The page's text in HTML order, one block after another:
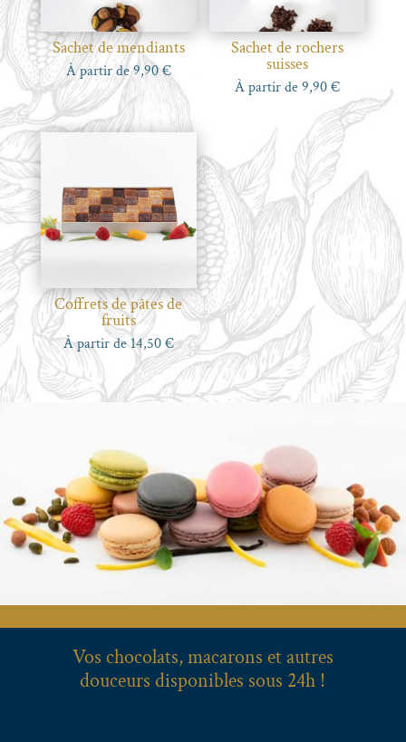
Sachet de mendiants
À partir de9,90€
Sachet de rochers
suisses
À partir de9,90€
Coffrets de pâtes de
fruits
À partir de 14,50€
Vos chocolats, macarons et autres
douceurs disponibles sous 24h !